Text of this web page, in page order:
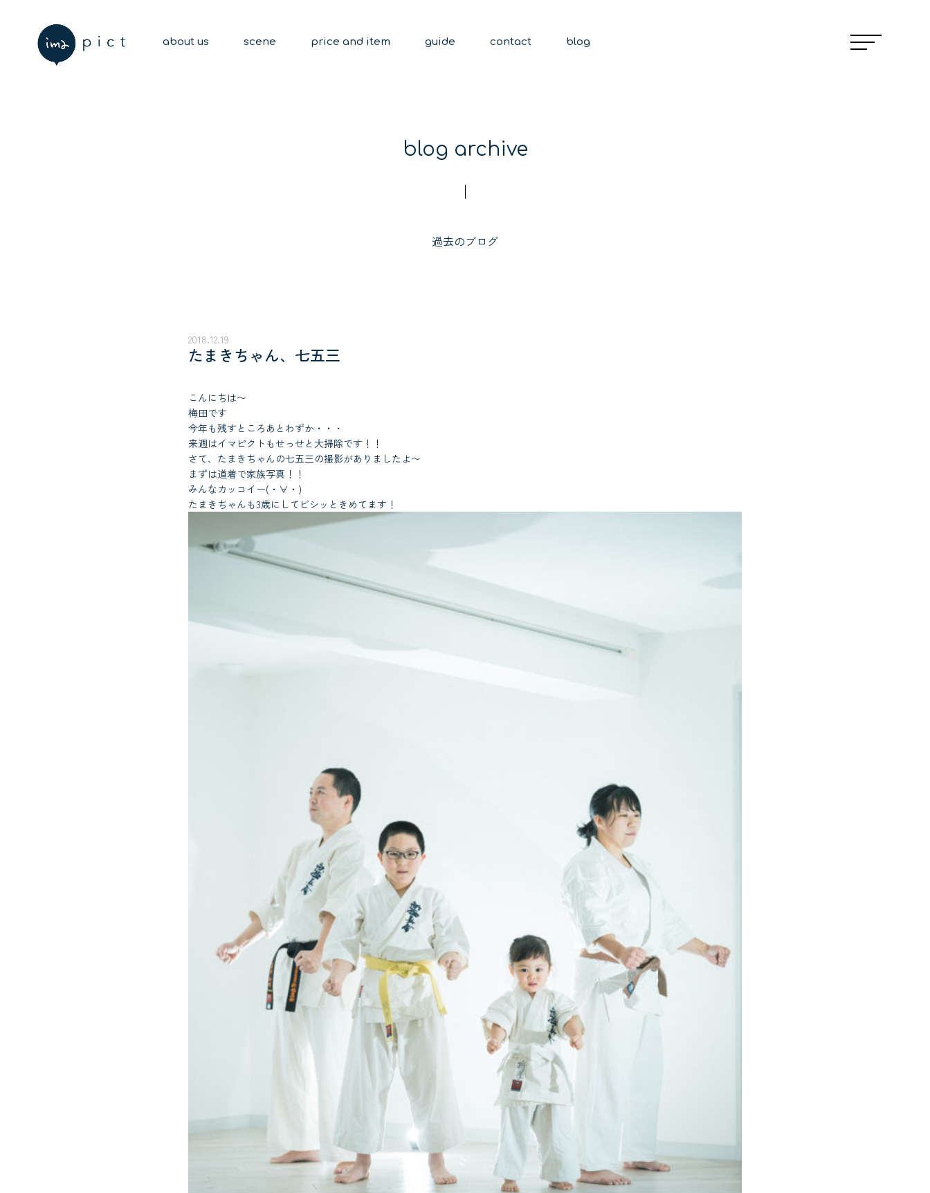
about us scene price and item guide contact blog
blog archive
過去のブログ
2018.12.19
たまきちゃん、七五三
こんにちは〜
梅田です
今年も残すところあとわずか・・・
来週はイマピクトもせっせと大掃除です！！
さて、たまきちゃんの七五三の撮影がありましたよ〜
まずは道着で家族写真！！
みんなカッコイー(・∀・)
たまきちゃんも3歳にしてビシッときめてます！